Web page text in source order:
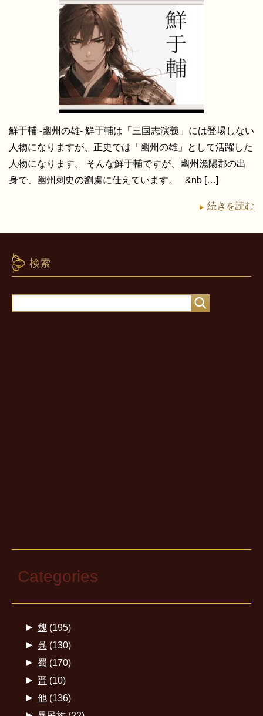
鮮于輔 -幽州の雄- 鮮于輔は「三国志演義」には登場しない
人物になりますが、正史では「幽州の雄」として活躍した
人物になります。 そんな鮮于輔ですが、幽州漁陽郡の出
身で、幽州刺史の劉虞に仕えています。 &nb […]
続きを読む
検索
Categories
► 魏 (195)
► 呉(130)
► 蜀 (170)
► 晋(10)
► 他(136)